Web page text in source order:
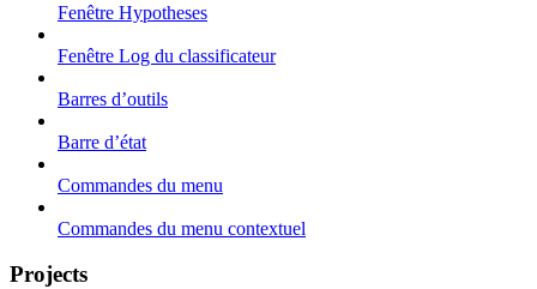
Fenêtre Hypotheses
Fenêtre Log du classificateur
Barres d’outils
Barre d’état
Commandes du menu
Commandes du menu contextuel
Projects